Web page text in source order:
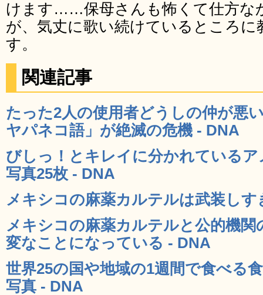
けます……保母さんも怖くて仕方な
が、気丈に歌い続けているところに
す。
関連記事
たった2人の使用者どうしの仲が悪
ヤパネコ語」が絶滅の危機 - DNA
びしっ！とキレイに分かれている
写真25枚 - DNA
メキシコの麻薬カルテルは武装しす
メキシコの麻薬カルテルと公的機
変なことになっている - DNA
世界25の国や地域の1週間で食べる
写真 - DNA